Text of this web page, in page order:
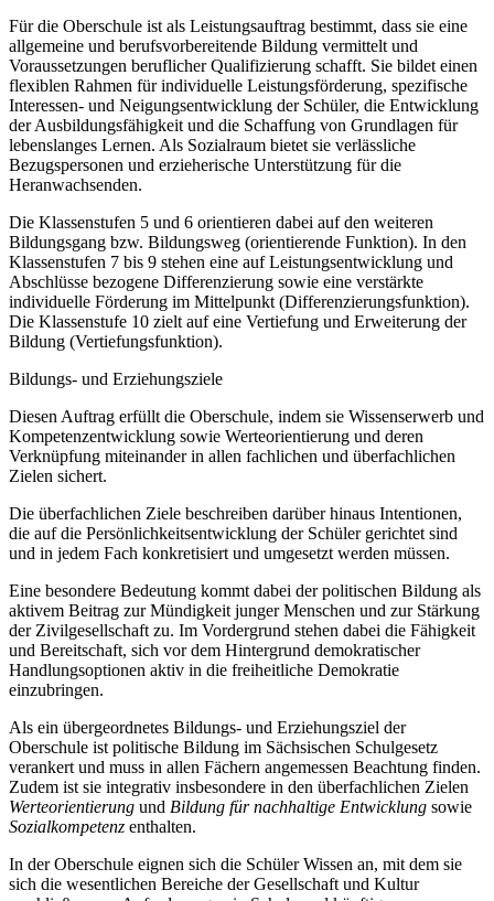
Für die Oberschule ist als Leistungsauftrag bestimmt, dass sie eine
allgemeine und berufsvorbereitende Bildung vermittelt und
Voraussetzungen beruflicher Qualifizierung schafft. Sie bildet einen
flexiblen Rahmen für individuelle Leistungsförderung, spezifische
Interessen- und Neigungsentwicklung der Schüler, die Entwicklung
der Ausbildungsfähigkeit und die Schaffung von Grundlagen für
lebenslanges Lernen. Als Sozialraum bietet sie verlässliche
Bezugspersonen und erzieherische Unterstützung für die
Heranwachsenden.
Die Klassenstufen 5 und 6 orientieren dabei auf den weiteren
Bildungsgang bzw. Bildungsweg (orientierende Funktion). In den
Klassenstufen 7 bis 9 stehen eine auf Leistungsentwicklung und
Abschlüsse bezogene Differenzierung sowie eine verstärkte
individuelle Förderung im Mittelpunkt (Differenzierungsfunktion).
Die Klassenstufe 10 zielt auf eine Vertiefung und Erweiterung der
Bildung (Vertiefungsfunktion).
Bildungs- und Erziehungsziele
Diesen Auftrag erfüllt die Oberschule, indem sie Wissenserwerb und
Kompetenzentwicklung sowie Werteorientierung und deren
Verknüpfung miteinander in allen fachlichen und überfachlichen
Zielen sichert.
Die überfachlichen Ziele beschreiben darüber hinaus Intentionen,
die auf die Persönlichkeitsentwicklung der Schüler gerichtet sind
und in jedem Fach konkretisiert und umgesetzt werden müssen.
Eine besondere Bedeutung kommt dabei der politischen Bildung als
aktivem Beitrag zur Mündigkeit junger Menschen und zur Stärkung
der Zivilgesellschaft zu. Im Vordergrund stehen dabei die Fähigkeit
und Bereitschaft, sich vor dem Hintergrund demokratischer
Handlungsoptionen aktiv in die freiheitliche Demokratie
einzubringen.
Als ein übergeordnetes Bildungs- und Erziehungsziel der
Oberschule ist politische Bildung im Sächsischen Schulgesetz
verankert und muss in allen Fächern angemessen Beachtung finden.
Zudem ist sie integrativ insbesondere in den überfachlichen Zielen
Werteorientierung und Bildung für nachhaltige Entwicklung sowie
Sozialkompetenz enthalten.
In der Oberschule eignen sich die Schüler Wissen an, mit dem sie
sich die wesentlichen Bereiche der Gesellschaft und Kultur